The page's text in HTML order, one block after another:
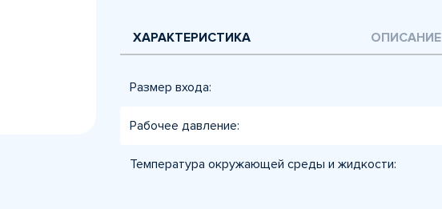
ХАРАКТЕРИСТИКА ОПИСАНИЕ
Размер входа:
Рабочее давление:
Температура окружающей среды и жидкости: